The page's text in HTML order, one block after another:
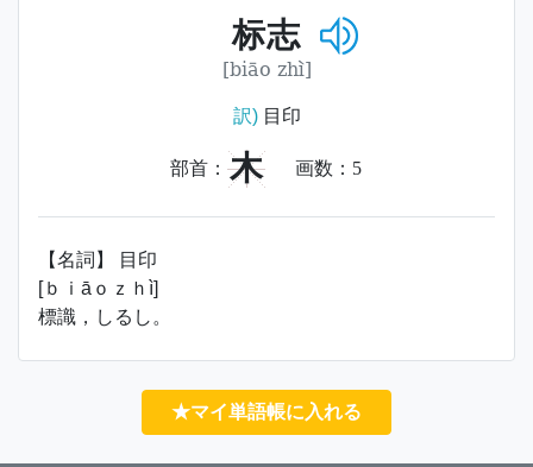
标志
[biāo zhì]
訳)目印
部首： 木 画数： 5
【名詞】 目印
[ｂｉāｏｚｈì]
標識，しるし。
★マイ単語帳に入れる